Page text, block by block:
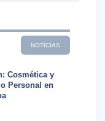
NOTICIAS
Cosmética y
Personal en